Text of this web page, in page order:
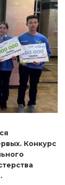
Конкурс